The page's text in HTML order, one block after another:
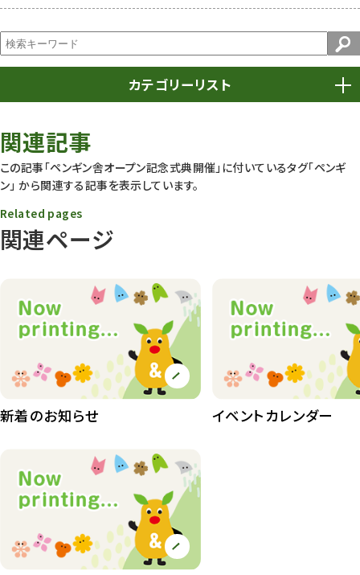
カテゴリーリスト
動物園
動物園長のZooコラム
動物園その他
407
植物園長の庭
植物園 その他 423
83
イベント
園内の様子
関連記事
この記事「ペンギン舎オープン記念式典開催」に付いているタグ「ペンギ
ン」 から関連する記事を表示しています。
関連ページ
Related pages
新着のお知らせ イベントカレンダー